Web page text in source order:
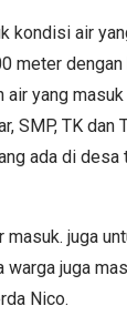
kondisi air
meter
yang
SMP, TK dan
ada di
masuk. juga
juga
Nico.